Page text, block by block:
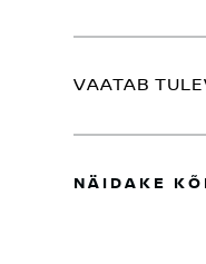
VAATAB
NÄIDAKE